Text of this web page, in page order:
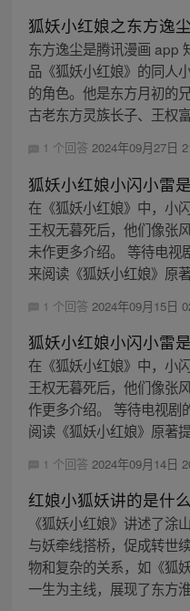
狐妖小红娘之东方逸尘
东方逸尘是腾讯漫画 app
品《狐妖小红娘》的同人
的角色。他是东方月初的
古老东方灵族长子、王权
1 个回答 2024年09月27日
狐妖小红娘小闪小雷
在《狐妖小红娘》中，小
王权无暮死后，他们像张
未作更多介绍。 等待电视
来阅读《狐妖小红娘》原
1 个回答 2024年09月15日
狐妖小红娘小闪小雷
在《狐妖小红娘》中，小
王权无暮死后，他们像张
作更多介绍。 等待电视剧
阅读《狐妖小红娘》原著
1 个回答 2024年09月14日
红娘小狐妖讲的是什么
《狐妖小红娘》讲述了涂
与妖牵线搭桥，促成转世
物和复杂的关系，如《狐
一生为主线，展现了东方